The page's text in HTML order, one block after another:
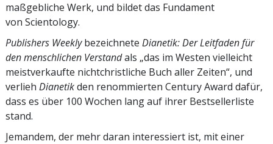
maßgebliche Werk, und bildet das Fundament
von Scientology.
Publishers Weeklybezeichnete Dianetik: Der Leitfaden für
den menschlichen Verstandals „das im Westen vielleicht
meistverkaufte nichtchristliche Buch aller Zeiten“, und
verlieh Dianetikden renommierten Century Award dafür,
dass es über 100 Wochen lang auf ihrer Bestsellerliste
stand.
Jemandem, der mehr daran interessiert ist, mit einer